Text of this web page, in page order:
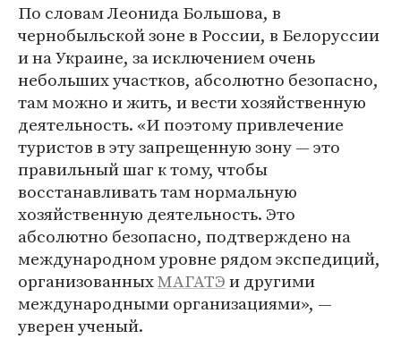
По словам Леонида Большова, в
чернобыльской зоне в России, в Белоруссии
и на Украине, за исключением очень
небольших участков, абсолютно безопасно,
там можно и жить, и вести хозяйственную
деятельность. «И поэтому привлечение
туристов в эту запрещенную зону — это
правильный шаг к тому, чтобы
восстанавливать там нормальную
хозяйственную деятельность. Это
абсолютно безопасно, подтверждено на
международном уровне рядом экспедиций,
организованныхМАГАТЭи другими
международными организациями», —
уверен ученый.